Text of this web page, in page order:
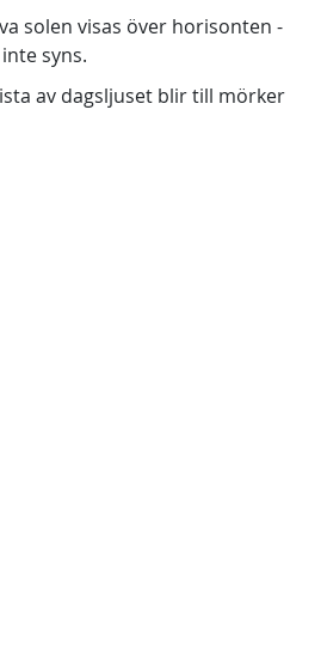
solen visas över horisonten -
syns.
av dagsljuset blir till mörker